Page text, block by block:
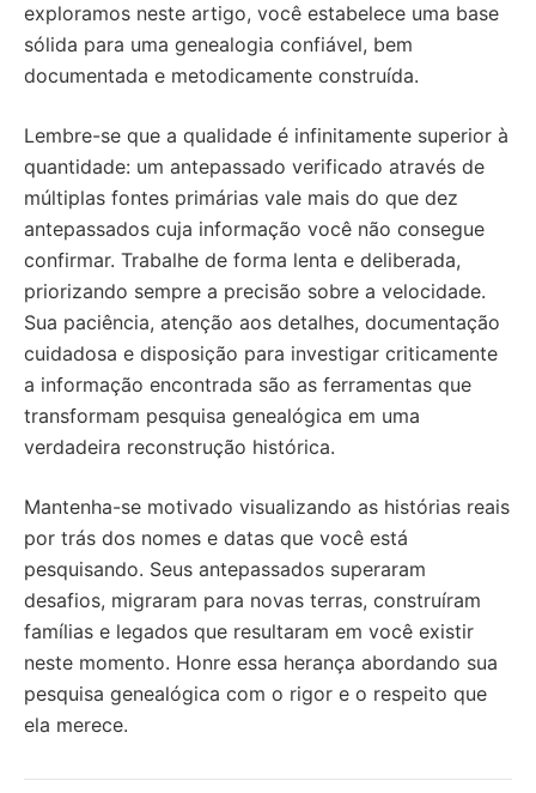
exploramos neste artigo, você estabelece uma base
sólida para uma genealogia confiável, bem
documentada e metodicamente construída.
Lembre-se que a qualidade é infinitamente superior à
quantidade: um antepassado verificado através de
múltiplas fontes primárias vale mais do que dez
antepassados cuja informação você não consegue
confirmar. Trabalhe de forma lenta e deliberada,
priorizando sempre a precisão sobre a velocidade.
Sua paciência, atenção aos detalhes, documentação
cuidadosa e disposição para investigar criticamente
a informação encontrada são as ferramentas que
transformam pesquisa genealógica em uma
verdadeira reconstrução histórica.
Mantenha-se motivado visualizando as histórias reais
por trás dos nomes e datas que você está
pesquisando. Seus antepassados superaram
desafios, migraram para novas terras, construíram
famílias e legados que resultaram em você existir
neste momento. Honre essa herança abordando sua
pesquisa genealógica com o rigor e o respeito que
ela merece.